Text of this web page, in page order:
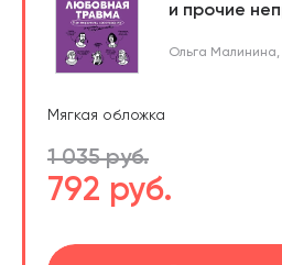
и прочие
Ольга Малинина,
Мягкая обложка
1 035 руб.
792 руб.